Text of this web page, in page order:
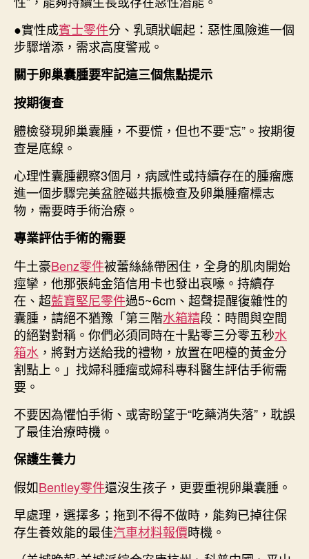
●實性成賓士零件分、乳頭狀崛起：惡性風險進一個
步驟增添，需求高度警戒。
關于卵巢囊腫要牢記這三個焦點提示
按期復查
體檢發現卵巢囊腫，不要慌，但也不要“忘”。按期復
查是底線。
心理性囊腫觀察3個月，病感性或持續存在的腫瘤應
進一個步驟完美盆腔磁共振檢查及卵巢腫瘤標志
物，需要時手術治療。
專業評估手術的需要
牛土豪Benz零件被蕾絲絲帶困住，全身的肌肉開始
痙攣，他那張純金箔信用卡也發出哀嚎。持續存
在、超藍寶堅尼零件過5~6cm、超聲提醒復雜性的
囊腫，請絕不猶豫「第三階水箱精段：時間與空間
的絕對對稱。你們必須同時在十點零三分零五秒水
箱水 ，將對方送給我的禮物，放置在吧檯的黃金分
割點上。」找婦科腫瘤或婦科專科醫生評估手術需
要。
不要因為懼怕手術、或寄盼望于“吃藥消失落”，耽誤
了最佳治療時機。
保護生養力
假如Bentley零件還沒生孩子，更要重視卵巢囊腫。
早處理，選擇多；拖到不得不做時，能夠已掉往保
存生養效能的最佳汽車材料報價時機。